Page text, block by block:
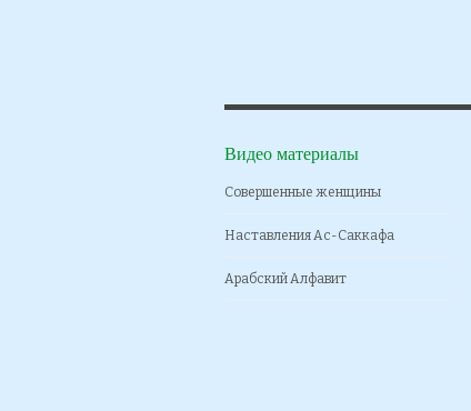
Видео материалы
Совершенные женщины
Наставления Ас-Саккафа
Арабский Алфавит